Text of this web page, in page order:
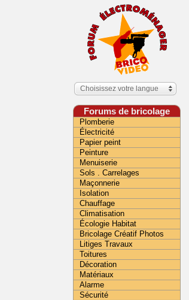
Choisissez votre langue
Forums de bricolage
Plomberie
Électricité
Papier peint
Peinture
Menuiserie
Sols . Carrelages
Maçonnerie
Isolation
Chauffage
Climatisation
Écologie Habitat
Bricolage Créatif Photos
Litiges Travaux
Toitures
Décoration
Matériaux
Alarme
Sécurité